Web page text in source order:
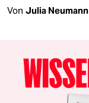
Von Julia Neumann